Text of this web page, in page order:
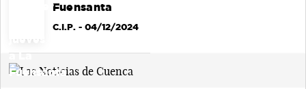
Fuensanta
C.I.P. - 04/12/2024